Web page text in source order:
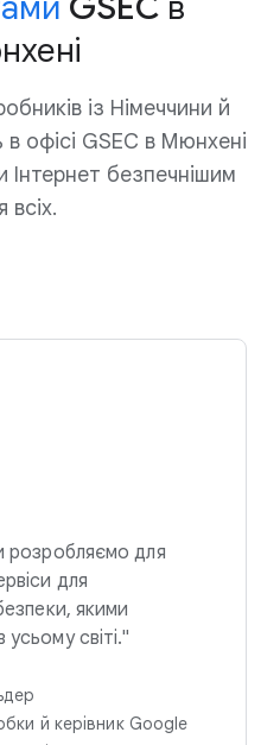
із Німеччини й
офісі GSEC в Мюнхені
безпечнішим
всіх.
розробляємо для
для
якими
світі."
й керівник Google